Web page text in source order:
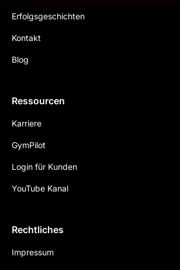
Erfolgsgeschichten
Kontakt
Blog
Ressourcen
Karriere
GymPilot
Login für Kunden
YouTube Kanal
Rechtliches
Impressum